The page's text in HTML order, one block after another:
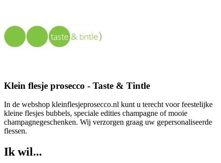
Klein flesje prosecco - Taste & Tintle
In de webshop kleinflesjeprosecco.nl kunt u terecht voor feestelijke
kleine flesjes bubbels, speciale edities champagne of mooie
champagnegeschenken. Wij verzorgen graag uw gepersonaliseerde
flessen.
Ik wil...